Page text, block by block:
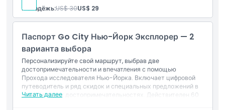
Молодёжь:US$ 30US$ 29
Паспорт Go City Нью-Йорк Эксплорер — 2
варианта выбора
Персонализируйте свой маршрут, выбрав две
достопримечательности и впечатления с помощью
Прохода исследователя Нью-Йорка. Включает цифровой
путеводитель и ряд скидок и специальных предложений в
участвующих достопримечательностях. Действителен 60
Читать далее